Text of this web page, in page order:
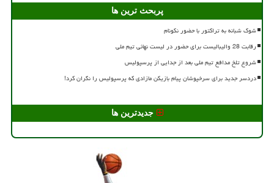
پربحث ترین ها
شوک شبانه به تراکتور با حضور نکونام
رقابت 28 والیبالیست برای حضور در لیست نهائی تیم ملی
شروع تلخ مدافع تیم ملی بعد از جدایی از پرسپولیس
دردسر جدید برای سرخپوشان پیام بازیکن مازادی که پرسپولیس را نگران کرد!
جدیدترین ها